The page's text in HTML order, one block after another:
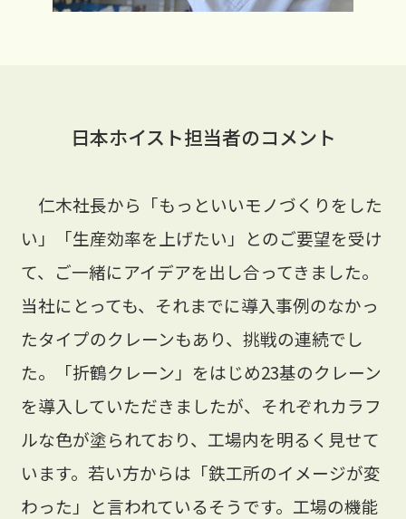
日本ホイスト担当者のコメント
仁木社長から「もっといいモノづくりをした
い」「生産効率を上げたい」とのご要望を受け
て、ご一緒にアイデアを出し合ってきました。
当社にとっても、それまでに導入事例のなかっ
たタイプのクレーンもあり、挑戦の連続でし
た。「折鶴クレーン」をはじめ23基のクレーン
を導入していただきましたが、それぞれカラフ
ルな色が塗られており、工場内を明るく見せて
います。若い方からは「鉄工所のイメージが変
わった」と言われているそうです。工場の機能